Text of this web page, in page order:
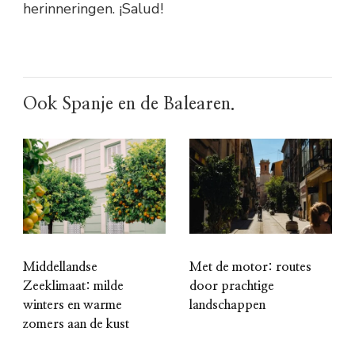
herinneringen. ¡Salud!
Ook Spanje en de Balearen.
Middellandse
Zeeklimaat: milde
winters en warme
zomers aan de kust
Met de motor: routes
door prachtige
landschappen